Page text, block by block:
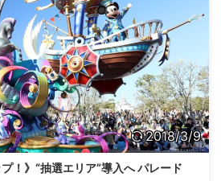
2018/3/9
！》“抽選エリア”導入へ パレード